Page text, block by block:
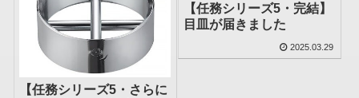
【任務シリーズ5・完結】
目皿が届きました
2025.03.29
【任務シリーズ5・さらに